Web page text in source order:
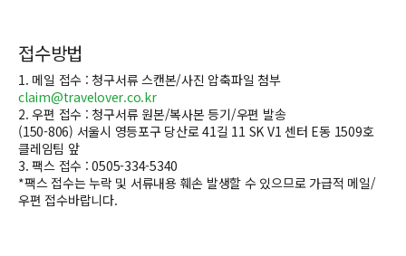
접수방법
1. 메일 접수 : 청구서류 스캔본/사진 압축파일 첨부
claim@travelover.co.kr
2. 우편 접수 : 청구서류 원본/복사본 등기/우편 발송
(150-806) 서울시 영등포구 당산로 41길 11 SK V1 센터 E동 1509호
클레임팀 앞
3. 팩스 접수 : 0505-334-5340
*팩스 접수는 누락 및 서류내용 훼손 발생할 수 있으므로 가급적 메일/
우편 접수바랍니다.